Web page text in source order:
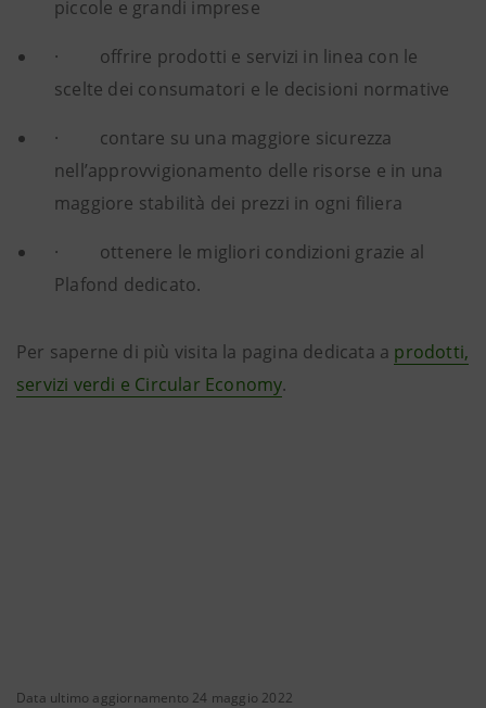
piccole e grandi imprese
· offrire prodotti e servizi in linea con le
scelte dei consumatori e le decisioni normative
· contare su una maggiore sicurezza
nell’approvvigionamento delle risorse e in una
maggiore stabilità dei prezzi in ogni filiera
· ottenere le migliori condizioni grazie al
Plafond dedicato.
Per saperne di più visita la pagina dedicata a prodotti,
servizi verdi e Circular Economy.
Data ultimo aggiornamento 24 maggio 2022